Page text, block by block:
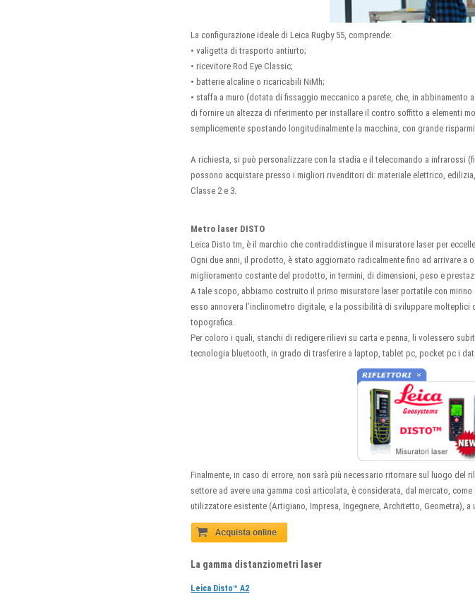
La configurazione ideale di Leica Rugby 55, comprende:
• valigetta di trasporto antiurto;
• ricevitore Rod Eye Classic;
• batterie alcaline o ricaricabili NiMh;
• staffa a muro (dotata di fissaggio meccanico a parete, che, in
di fornire un altezza di riferimento per installare il contro soffitto a elementi
semplicemente spostando longitudinalmente la macchina, con grande
A richiesta, si può personalizzare con la stadia e il telecomando a infrarossi
possono acquistare presso i migliori rivenditori di: materiale elettrico,
Classe 2 e 3.
Metro laser DISTO
Leica Disto tm, è il marchio che contraddistingue il misuratore laser per
Ogni due anni, il prodotto, è stato aggiornato radicalmente fino ad arrivare a
miglioramento costante del prodotto, in termini, di dimensioni, peso e
A tale scopo, abbiamo costruito il primo misuratore laser portatile con
esso annovera l’inclinometro digitale, e la possibilità di sviluppare
topografica.
Per coloro i quali, stanchi di redigere rilievi su carta e penna, li volessero
tecnologia bluetooth, in grado di trasferire a laptop, tablet pc, pocket pc i
Finalmente, in caso di errore, non sarà più necessario ritornare sul luogo del
settore ad avere una gamma così articolata, è considerata, dal mercato,
utilizzatore esistente (Artigiano, Impresa, Ingegnere, Architetto, Geometra),
La gamma distanziometri laser
Leica Disto™ A2